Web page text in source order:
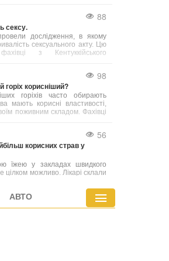
морозива на місяць
— необхідна постійність
88
сексу.
дослідження, в якому
сексуального акту. Цю
з Кентуккійського
98
корисніший?
горіхів часто обирають
мають корисні властивості,
поживним складом. Фахівці
56
корисних страв у
їжею у закладах швидкого
цілком можливо. Лікарі склали
або багатіші на вітаміни й
стравами меню.
АВТО